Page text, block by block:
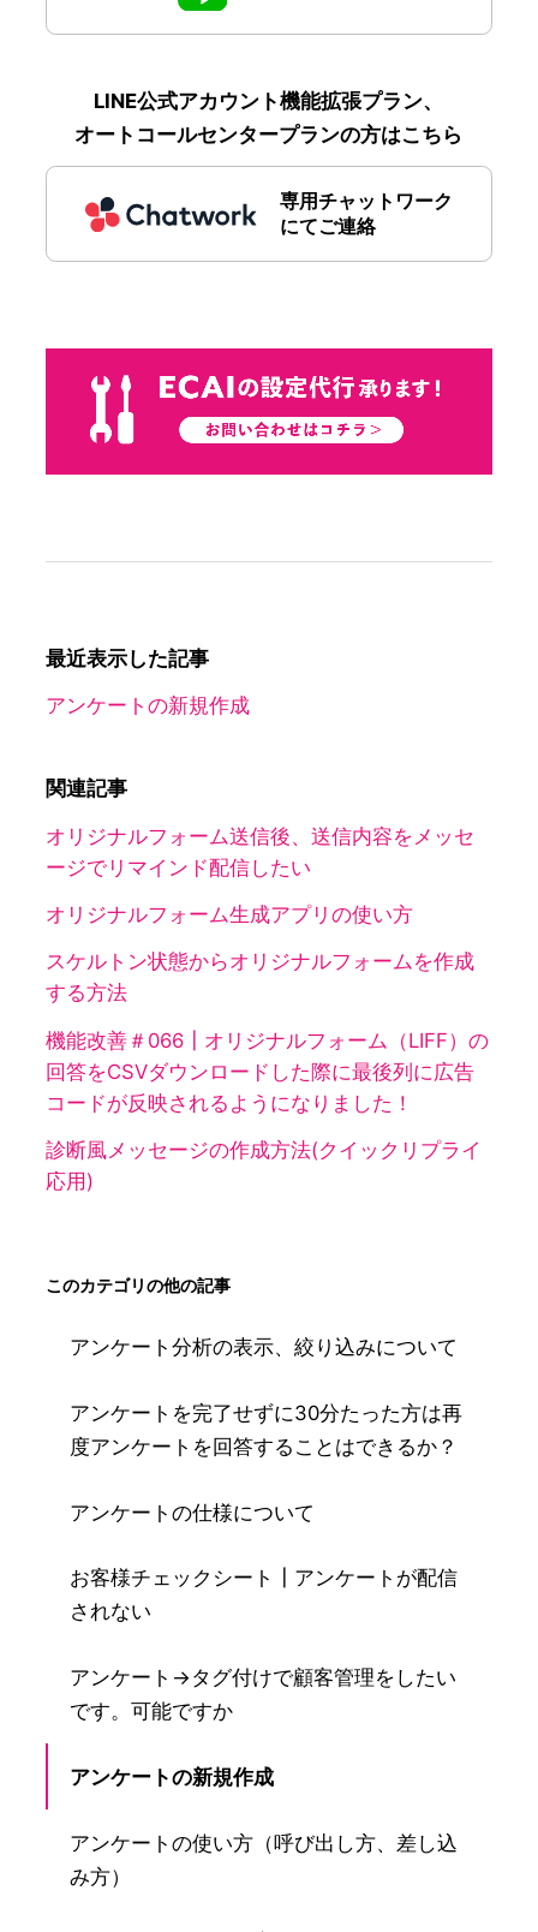
LINE公式アカウント機能拡張プラン、
オートコールセンタープランの方はこちら
専用チャットワーク
にてご連絡
最近表示した記事
アンケートの新規作成
関連記事
オリジナルフォーム送信後、送信内容をメッセ
ージでリマインド配信したい
オリジナルフォーム生成アプリの使い方
スケルトン状態からオリジナルフォームを作成
する方法
機能改善＃066┃オリジナルフォーム（LIFF）の
回答をCSVダウンロードした際に最後列に広告
コードが反映されるようになりました！
診断風メッセージの作成方法(クイックリプライ
応用)
このカテゴリの他の記事
アンケート分析の表示、絞り込みについて
アンケートを完了せずに30分たった方は再
度アンケートを回答することはできるか？
アンケートの仕様について
お客様チェックシート┃アンケートが配信
されない
アンケート→タグ付けで顧客管理をしたい
です。可能ですか
アンケートの新規作成
アンケートの使い方（呼び出し方、差し込
み方）